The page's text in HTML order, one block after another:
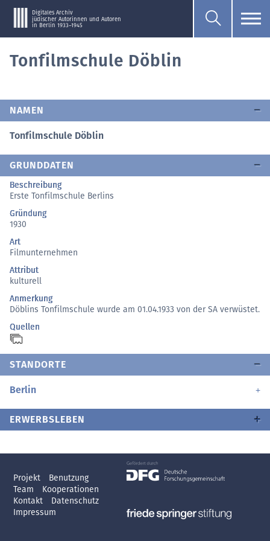
Digitales Archiv
jüdischer Autorinnen und Autoren
in Berlin 1933–1945
Tonfilmschule Döblin
NAMEN
Tonfilmschule Döblin
GRUNDDATEN
Beschreibung
Erste Tonfilmschule Berlins
Gründung
1930
Art
Filmunternehmen
Attribut
kulturell
Anmerkung
Döblins Tonfilmschule wurde am 01.04.1933 von der SA verwüstet.
Quellen
STANDORTE
Berlin
ERWERBSLEBEN
Projekt
Benutzung
Team
Kooperationen
Kontakt
Datenschutz
Impressum